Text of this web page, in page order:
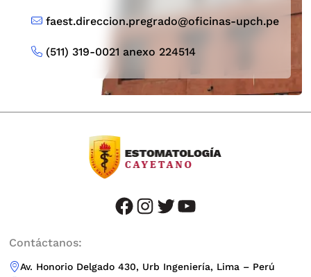
2 3 4 5 6 7
faest.direccion.pregrado@oficinas-upch.pe
(511) 319-0021 anexo 224514
facebook instagram twitter youtube
Contáctanos:
Av. Honorio Delgado 430, Urb Ingeniería, Lima – Perú